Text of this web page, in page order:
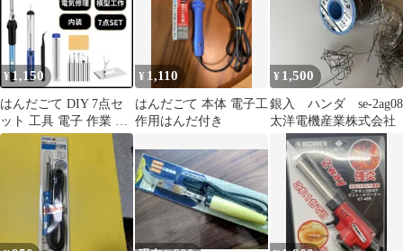
¥1,150
はんだごて DIY 7点セ
ット 工具 電子 作業 溶
接 基板 金属 温度調節
¥ 1,110
はんだごて 本体 電子工
作用はんだ付き
¥ 1,500
銀入 ハンダ se-2ag08
太洋電機産業株式会社